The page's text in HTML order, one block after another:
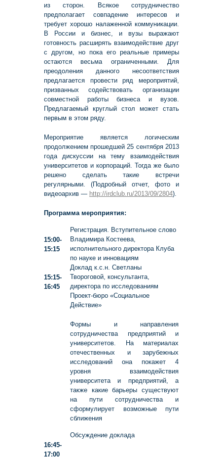
из сторон. Всякое сотрудничество
предполагает совпадение интересов и
требует хорошо налаженной коммуникации.
В России и бизнес, и вузы выражают
готовность расширять взаимодействие друг
с другом, но пока его реальные примеры
остаются весьма ограниченными. Для
преодоления данного несоответствия
предлагается провести ряд мероприятий,
призванных содействовать организации
совместной работы бизнеса и вузов.
Предлагаемый круглый стол может стать
первым в этом ряду.
Мероприятие является логическим
продолжением прошедшей 25 сентября 2013
года дискуссии на тему взаимодействия
университетов и корпораций. Тогда же было
решено сделать такие встречи
регулярными. (Подробный отчет, фото и
видеоархив — http://irdclub.ru/2013/09/2804).
Программа мероприятия:
15:00-
15:15
Регистрация. Вступительное слово
Владимира Костеева,
исполнительного директора Клуба
по науке и инновациям
15:15-
16:45
Доклад к.с.н. Светланы
Твороговой, консультанта,
директора по исследованиям
Проект-бюро «Социальное
Действие»
Формы и направления
сотрудничества предприятий и
университетов. На материалах
отечественных и зарубежных
исследований она покажет 4
уровня взаимодействия
университета и предприятий, а
также какие барьеры существуют
на пути сотрудничества и
сформулирует возможные пути
сближения
16:45-
17:00
Обсуждение доклада